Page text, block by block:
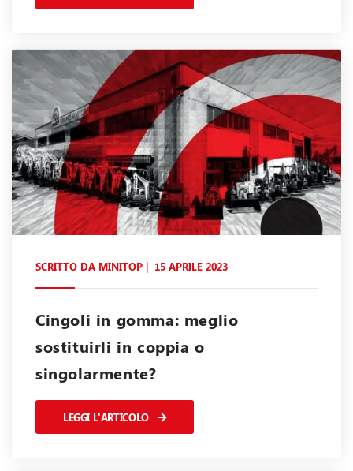
SCRITTO DA MINITOP 15 APRILE 2023
Cingoli in gomma: meglio
sostituirli in coppia o
singolarmente?
LEGGI L'ARTICOLO